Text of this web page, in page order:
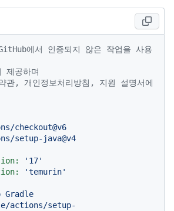
에서 인증되지 않은 작업을 사용
제공하며
관, 개인정보처리방침, 지원 설명서에
checkout@v6
setup-java@v4
'17'
'temurin'
Gradle
actions/setup-